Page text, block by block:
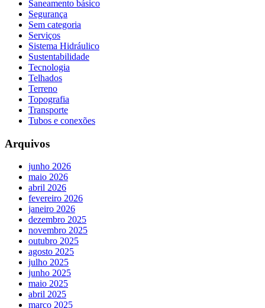
Saneamento básico
Segurança
Sem categoria
Serviços
Sistema Hidráulico
Sustentabilidade
Tecnologia
Telhados
Terreno
Topografia
Transporte
Tubos e conexões
Arquivos
junho 2026
maio 2026
abril 2026
fevereiro 2026
janeiro 2026
dezembro 2025
novembro 2025
outubro 2025
agosto 2025
julho 2025
junho 2025
maio 2025
abril 2025
março 2025